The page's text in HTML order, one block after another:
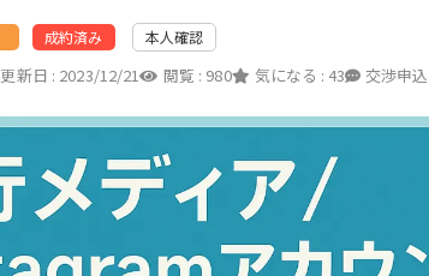
成約済み 本人確認
更新日 : 2023/12/21 閲覧 : 980 気になる : 43 交渉申